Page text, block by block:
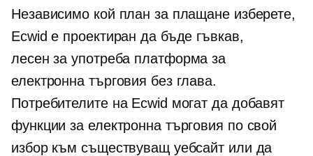
Независимо кой план за плащане изберете,
Ecwid е проектиран да бъде гъвкав,
лесен за употреба платформа за
електронна търговия без глава.
Потребителите на Ecwid могат да добавят
функции за електронна търговия по свой
избор към съществуващ уебсайт или да